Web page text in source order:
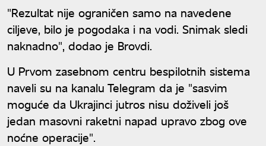
"Rezultat nije ograničen samo na navedene
ciljeve, bilo je pogodaka i na vodi. Snimak sledi
naknadno", dodao je Brovdi.
U Prvom zasebnom centru bespilotnih sistema
naveli su na kanalu Telegram da je "sasvim
moguće da Ukrajinci jutros nisu doživeli još
jedan masovni raketni napad upravo zbog ove
noćne operacije".